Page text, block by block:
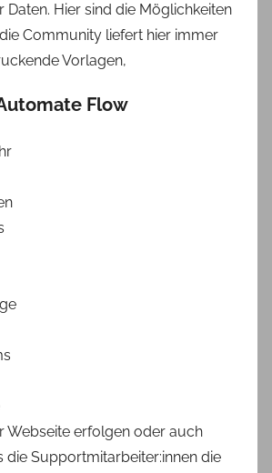
Daten. Hier sind die Möglichkeiten
Community liefert hier immer
Vorlagen,
Flow
Webseite erfolgen oder auch
die Supportmitarbeiter:innen die